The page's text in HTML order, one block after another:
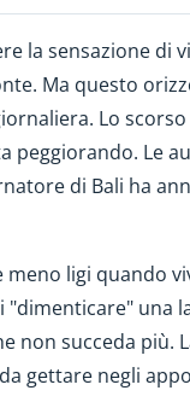
la sensazione di
Ma questo
Lo
peggiorando.
di Bali ha
ligi quando
una
non succeda più.
gettare negli